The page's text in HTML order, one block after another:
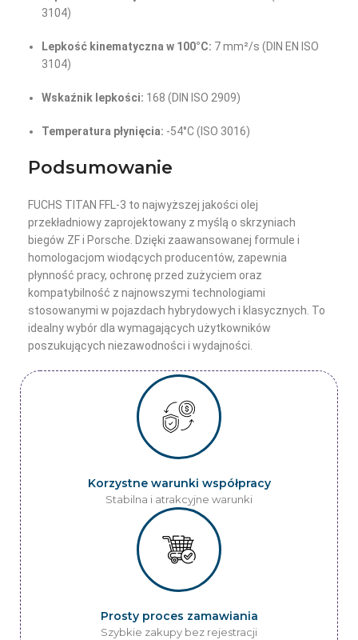
3104)
Lepkość kinematyczna w 100°C: 7 mm²/s (DIN EN ISO
3104)
Wskaźnik lepkości: 168 (DIN ISO 2909)
Temperatura płynięcia: -54°C (ISO 3016)
Podsumowanie
FUCHS TITAN FFL-3 to najwyższej jakości olej
przekładniowy zaprojektowany z myślą o skrzyniach
biegów ZF i Porsche. Dzięki zaawansowanej formule i
homologacjom wiodących producentów, zapewnia
płynność pracy, ochronę przed zużyciem oraz
kompatybilność z najnowszymi technologiami
stosowanymi w pojazdach hybrydowych i klasycznych. To
idealny wybór dla wymagających użytkowników
poszukujących niezawodności i wydajności.
Korzystne warunki współpracy
Stabilna i atrakcyjne warunki
Prosty proces zamawiania
Szybkie zakupy bez rejestracji